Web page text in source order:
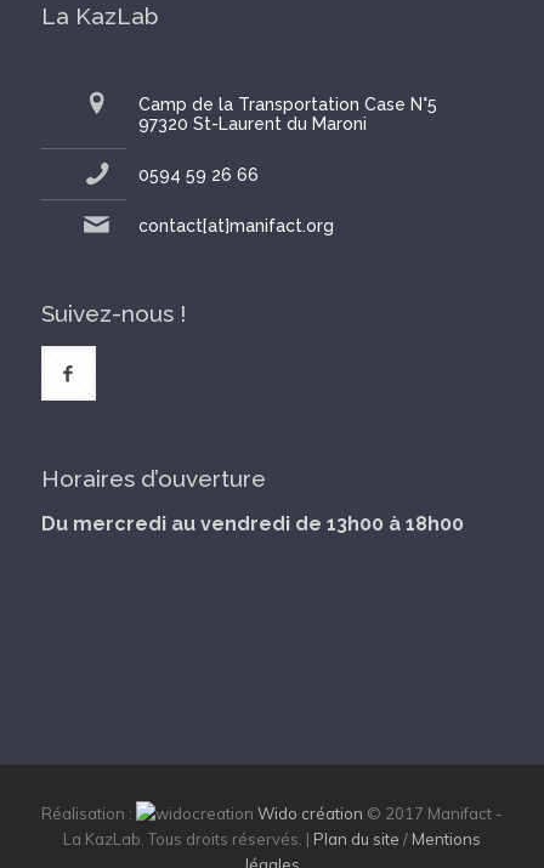
La KazLab
Camp de la Transportation Case N°5
97320 St-Laurent du Maroni
0594 59 26 66
contact[at]manifact.org
Suivez-nous !
Horaires d’ouverture
Du mercredi au vendredi de 13h00 à 18h00
Réalisation : Wido création © 2017 Manifact -
La KazLab. Tous droits réservés. | Plan du site / Mentions
légales